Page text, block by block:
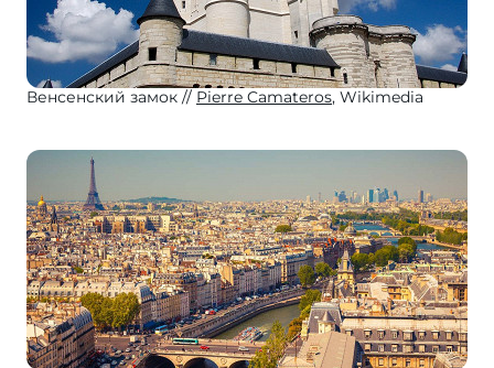
Венсенский замок Pierre Camateros, Wikimedia